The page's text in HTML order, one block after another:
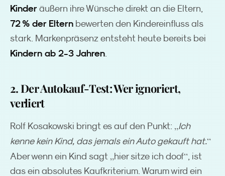
Kinder äußern ihre Wünsche direkt an die Eltern,
72 % der Eltern bewerten den Kindereinfluss als
stark. Markenpräsenz entsteht heute bereits bei
Kindern ab 2-3 Jahren
2. Der Autokauf-Test: Wer ignoriert,
verliert
Rolf Kosakowski bringt es auf den Punkt: „Ich
kenne kein Kind, das jemals ein Auto gekauft hat.“
Aber wenn ein Kind sagt „hier sitze ich doof“ , ist
das ein absolutes Kaufkriterium. Warum wird ein